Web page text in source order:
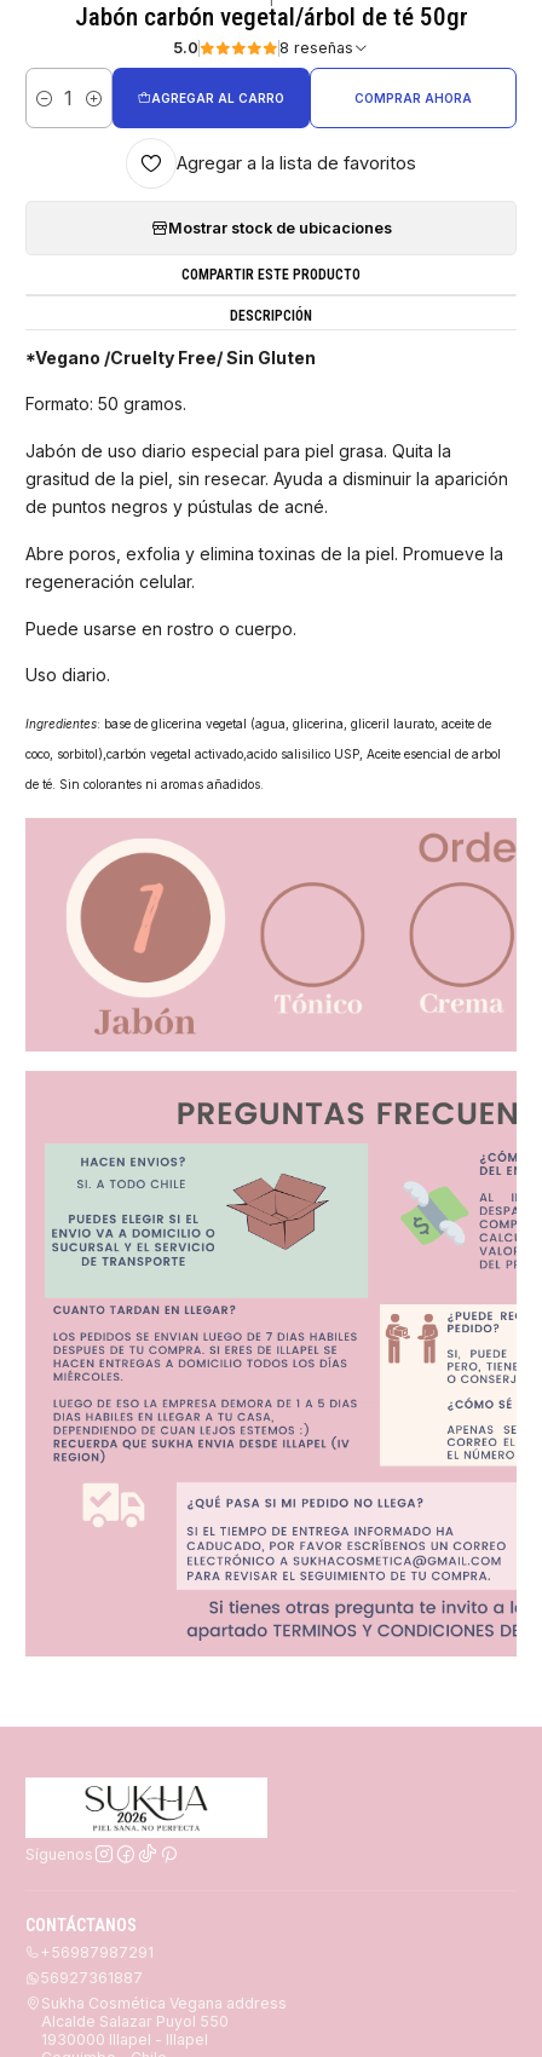
Jabón carbón vegetal/árbol de té 50gr
5.0 8 reseñas
Cantidad
AGREGAR AL CARRO COMPRAR AHORA
Agregar a la lista de favoritos
Mostrar stock de ubicaciones
COMPARTIR ESTE PRODUCTO
DESCRIPCIÓN
*Vegano /Cruelty Free/ Sin Gluten
Formato: 50 gramos.
Jabón de uso diario especial para piel grasa. Quita la
grasitud de la piel, sin resecar. Ayuda a disminuir la aparición
de puntos negros y pústulas de acné.
Abre poros, exfolia y elimina toxinas de la piel. Promueve la
regeneración celular.
Puede usarse en rostro o cuerpo.
Uso diario.
Ingredientes: base de glicerina vegetal (agua, glicerina, gliceril laurato, aceite de
coco, sorbitol),carbón vegetal activado,acido salisilico USP, Aceite esencial de arbol
de té. Sin colorantes ni aromas añadidos.
Síguenos
CONTÁCTANOS
+56987987291
56927361887
Sukha Cosmética Vegana address
Alcalde Salazar Puyol 550
1930000 Illapel - Illapel